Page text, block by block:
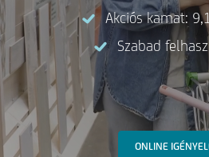
Akciós kamat:
Szabad
ONLINE